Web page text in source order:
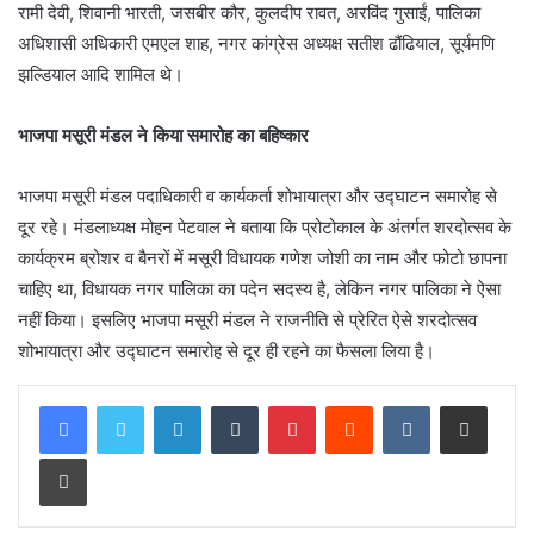
रामी देवी, शिवानी भारती, जसबीर कौर, कुलदीप रावत, अरविंद गुसाईं, पालिका
अधिशासी अधिकारी एमएल शाह, नगर कांग्रेस अध्यक्ष सतीश ढौंढियाल, सूर्यमणि
झल्डियाल आदि शामिल थे।
भाजपा मसूरी मंडल ने किया समारोह का बहिष्कार
भाजपा मसूरी मंडल पदाधिकारी व कार्यकर्ता शोभायात्रा और उद्घाटन समारोह से
दूर रहे। मंडलाध्यक्ष मोहन पेटवाल ने बताया कि प्रोटोकाल के अंतर्गत शरदोत्सव के
कार्यक्रम ब्रोशर व बैनरों में मसूरी विधायक गणेश जोशी का नाम और फोटो छापना
चाहिए था, विधायक नगर पालिका का पदेन सदस्य है, लेकिन नगर पालिका ने ऐसा
नहीं किया। इसलिए भाजपा मसूरी मंडल ने राजनीति से प्रेरित ऐसे शरदोत्सव
शोभायात्रा और उद्घाटन समारोह से दूर ही रहने का फैसला लिया है।
LinkedInTumblr PinterestReddit VKontakteShare via Email
Print